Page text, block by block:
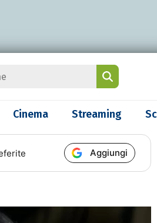
Cinema Streaming
Aggiungi